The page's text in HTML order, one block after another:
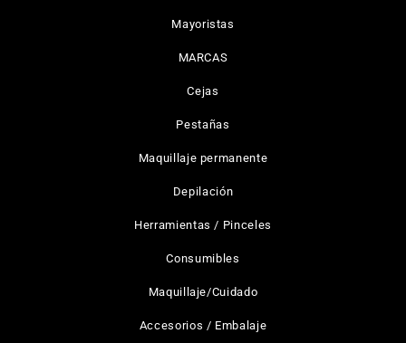
Mayoristas
MARCAS
Cejas
Pestañas
Maquillaje permanente
Depilación
Herramientas / Pinceles
Consumibles
Maquillaje/Cuidado
Accesorios / Embalaje